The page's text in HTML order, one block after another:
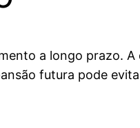
a longo prazo.
futura pode